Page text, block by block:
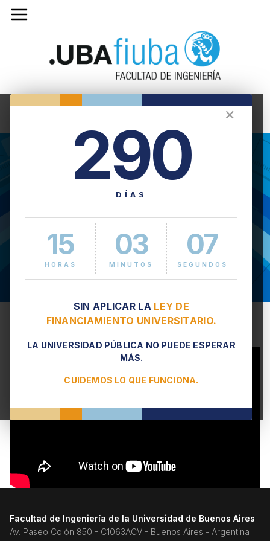
✕
290
DÍAS
15
HORAS
03
MINUTOS
07
SEGUNDOS
SIN APLICAR LA LEY DE
FINANCIAMIENTO UNIVERSITARIO.
LA UNIVERSIDAD PÚBLICA NO PUEDE ESPERAR
MÁS.
CUIDEMOS LO QUE FUNCIONA.
Dr. Ing. Jorge Mazzeo
Facultad de Ingeniería de la Universidad de Buenos Aires
Av. Paseo Colón 850 - C1063ACV - Buenos Aires - Argentina